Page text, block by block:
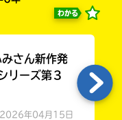
わかる
さん新作発
リーズ第３
2026年04月15日